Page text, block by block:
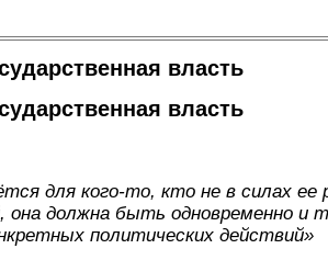
власть
власть
для кого-то, кто не в силах ее
должна быть одновременно и
политических действий»